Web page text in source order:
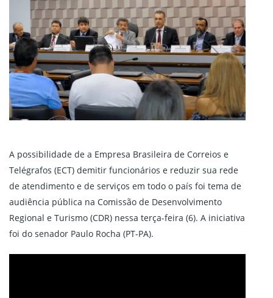
A possibilidade de a Empresa Brasileira de Correios e
Telégrafos (ECT) demitir funcionários e reduzir sua rede
de atendimento e de serviços em todo o país foi tema de
audiência pública na Comissão de Desenvolvimento
Regional e Turismo (CDR) nessa terça-feira (6). A iniciativa
foi do senador Paulo Rocha (PT-PA).